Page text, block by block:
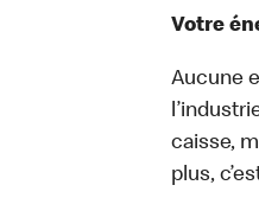
Votre
Aucune
caisse,
plus,